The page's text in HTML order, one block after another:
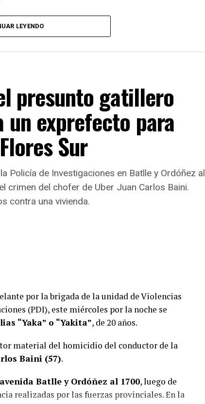
Corsa perdió la vida. La totalidad de las
en esa misma localidad.
LEYENDO
presunto gatillero
un exprefecto para
Sur
Policía de Investigaciones en Batlle y Ordóñez al
crimen del chofer de Uber Juan Carlos Baini.
contra una vivienda.
por la brigada de la unidad de Violencias
(PDI), este miércoles por la noche se
“Yaka” o “Yakita”, de 20 años.
material del homicidio del conductor de la
Baini (57).
avenida Batlle y Ordóñez al 1700, luego de
realizadas por las fuerzas provinciales. En la